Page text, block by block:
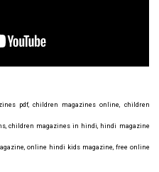
pdf, children magazines online, children
children magazines in hindi, hindi magazine
online hindi kids magazine, free online